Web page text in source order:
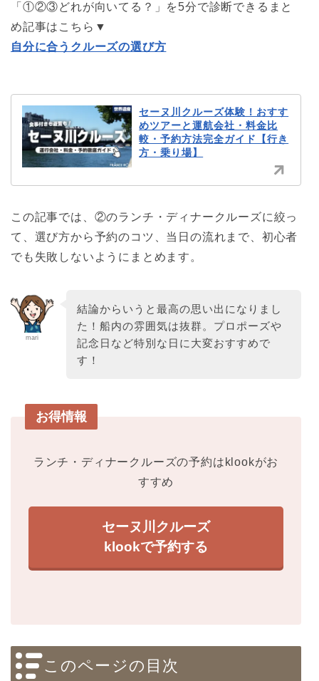
「①②③どれが向いてる？」を5分で診断できるまと
め記事はこちら▼
自分に合うクルーズの選び方
セーヌ川クルーズ体験！おすす
めツアーと運航会社・料金比
較・予約方法完全ガイド【行き
方・乗り場】
この記事では、②のランチ・ディナークルーズに絞っ
て、選び方から予約のコツ、当日の流れまで、初心者
でも失敗しないようにまとめます。
mari
結論からいうと最高の思い出になりまし
た！船内の雰囲気は抜群。プロポーズや
記念日など特別な日に大変おすすめで
す！
お得情報
ランチ・ディナークルーズの予約はklookがお
すすめ
セーヌ川クルーズ
klookで予約する
このページの目次